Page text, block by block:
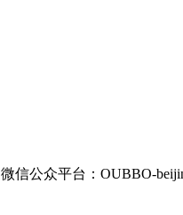
微信公众平台：OUBBO-